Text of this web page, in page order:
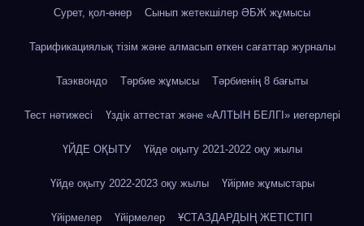
Сурет, қол-өнер Сынып жетекшілер ӘБЖ жұмысы
Тарификациялық тізім және алмасып өткен сағаттар журналы
Таэквондо Тәрбие жұмысы Тәрбиенің 8 бағыты
Тест нәтижесі Үздік аттестат және «АЛТЫН БЕЛГІ» иегерлері
ҮЙДЕ ОҚЫТУ Үйде оқыту 2021-2022 оқу жылы
Үйде оқыту 2022-2023 оқу жылы Үйірме жұмыстары
Үйірмелер Үйірмелер ҰСТАЗДАРДЫҢ ЖЕТІСТІГІ